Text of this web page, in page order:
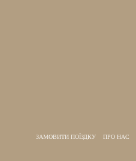
ЗАМОВИТИ ПОЇЗДКУ ПРО НАС